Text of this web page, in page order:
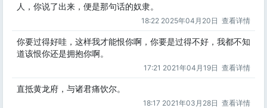
人，你说了出来，便是那句话的奴隶。
18:22 2025年04月20日 查看详情
你要过得好哇，这样我才能恨你啊，你要是过得不好，我都不知
道该恨你还是拥抱你啊。
17:21 2021年04月19日 查看详情
直抵黄龙府，与诸君痛饮尔。
18:17 2021年03月28日 查看详情